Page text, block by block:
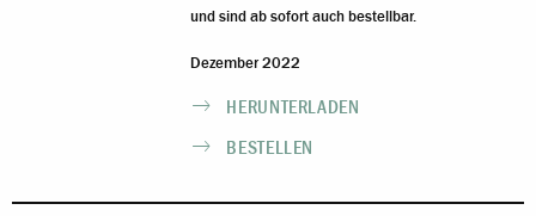
und sind ab sofort auch bestellbar.
Dezember 2022
HERUNTERLADEN
BESTELLEN